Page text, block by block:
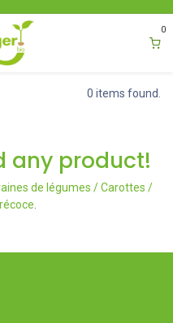
0
0 items found.
any product!
de légumes / Carottes /